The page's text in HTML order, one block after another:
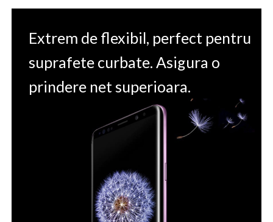
Extrem de flexibil, perfect pentru
suprafete curbate. Asigura o
prindere net superioara.